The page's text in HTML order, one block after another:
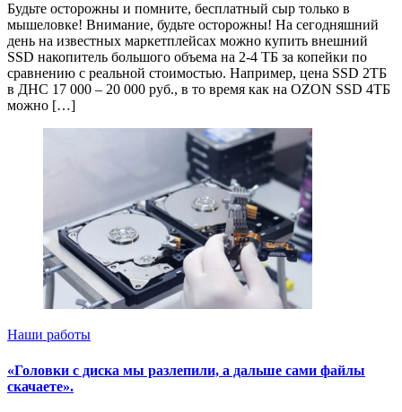
Будьте осторожны и помните, бесплатный сыр только в
мышеловке! Внимание, будьте осторожны! На сегодняшний
день на известных маркетплейсах можно купить внешний
SSD накопитель большого объема на 2-4 ТБ за копейки по
сравнению с реальной стоимостью. Например, цена SSD 2ТБ
в ДНС 17 000 – 20 000 руб., в то время как на OZON SSD 4ТБ
можно […]
Наши работы
«Головки с диска мы разлепили, а дальше сами файлы
скачаете».